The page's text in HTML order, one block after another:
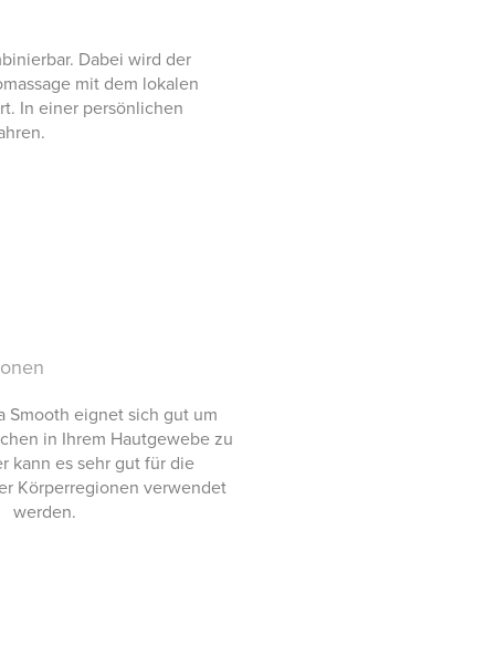
Dabei wird der
mit dem lokalen
In einer persönlichen
Smooth eignet sich gut um
in Ihrem Hautgewebe zu
kann es sehr gut für die
Körperregionen verwendet
werden.